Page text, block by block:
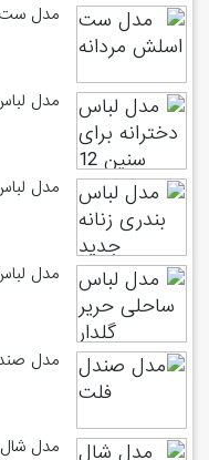
مدل ست
مدل لباس
مدل
مدل
مدل
مدل شال